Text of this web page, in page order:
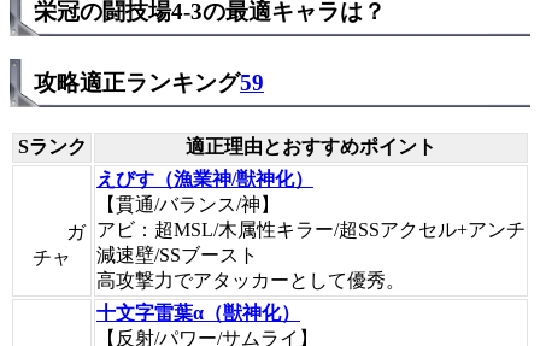
栄冠の闘技場4-3の最適キャラは？
攻略適正ランキング59
Sランク 適正理由とおすすめポイント
ガ
チャ
えびす（漁業神/獣神化）
【貫通/バランス/神】
アビ：超MSL/木属性キラー/超SSアクセル+アンチ
減速壁/SSブースト
高攻撃力でアタッカーとして優秀。
十文字雷葉α（獣神化）
【反射/パワー/サムライ】